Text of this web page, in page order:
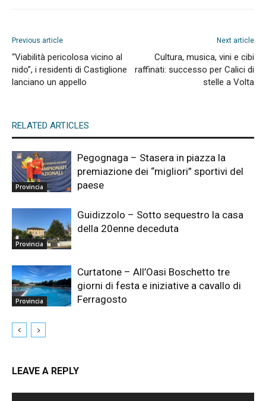
Previous article
“Viabilità pericolosa vicino al
nido”, i residenti di Castiglione
lanciano un appello
Next article
Cultura, musica, vini e cibi
raffinati: successo per Calici di
stelle a Volta
RELATED ARTICLES
Provincia
Pegognaga – Stasera in piazza la
premiazione dei “migliori” sportivi del
paese
Provincia
Guidizzolo – Sotto sequestro la casa
della 20enne deceduta
Provincia
Curtatone – All’Oasi Boschetto tre
giorni di festa e iniziative a cavallo di
Ferragosto
LEAVE A REPLY